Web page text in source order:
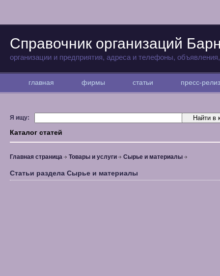
Справочник организаций
организации и предприятия, адреса и телефоны,
главная фирмы статьи пресс-
Я ищу:
Каталог статей
Главная страница Товары и услуги Сырье и материалы
Статьи раздела Сырье и материалы